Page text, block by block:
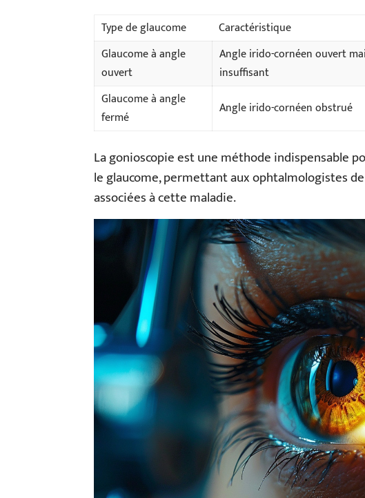
Type de glaucome Caractéristique
Glaucome à angle
ouvert
Angle irido-cornéen ouvert
insuffisant
Glaucome à angle
fermé
Angle irido-cornéen obstrué
La gonioscopie est une méthode indispensable
le glaucome, permettant aux ophtalmologistes
associées à cette maladie.